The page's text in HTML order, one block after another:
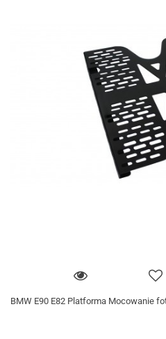
BMW E90 E82 Platforma Mocowanie